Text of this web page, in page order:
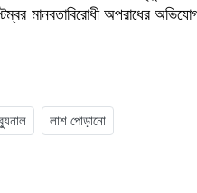
মানবতাবিরোধী অপরাধের
লাশ পোড়ানো